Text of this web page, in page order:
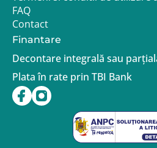
FAQ
Contact
Finantare
Decontare integrală sau
Plata în rate prin TBI Bank